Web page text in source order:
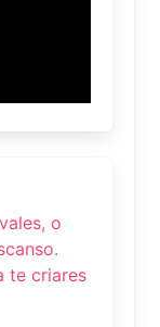
o
te criares